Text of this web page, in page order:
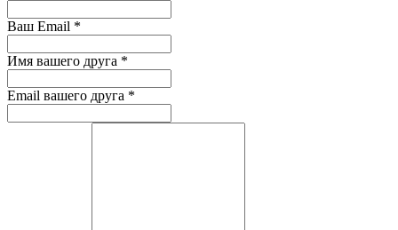
Ваш Email *
Имя вашего друга *
Email вашего друга *